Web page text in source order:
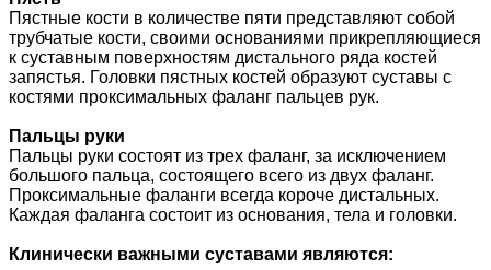
Пястные кости в количестве пяти представляют собой
трубчатые кости, своими основаниями прикрепляющиеся
к суставным поверхностям дистального ряда костей
запястья. Головки пястных костей образуют суставы с
костями проксимальных фаланг пальцев рук.
Пальцы руки
Пальцы руки состоят из трех фаланг, за исключением
большого пальца, состоящего всего из двух фаланг.
Проксимальные фаланги всегда короче дистальных.
Каждая фаланга состоит из основания, тела и головки.
Клинически важными суставами являются: